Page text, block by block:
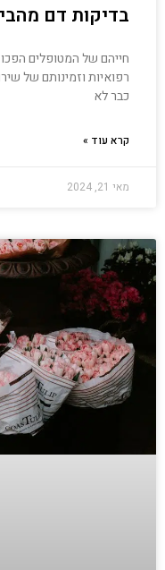
בדיקות דם
חייהם של המטופלים הפכו
רפואיות וזמינותם של
כבר לא
קרא עוד »
מאי 21, 2024